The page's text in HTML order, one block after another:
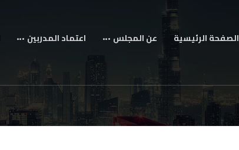
الصفحة الرئيسية عن المجلس اعتماد المدربين